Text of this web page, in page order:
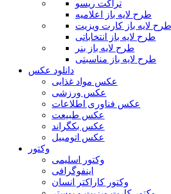
تراکت ریسو
طرح لایه باز اعلامیه
طرح لایه باز کارت ویزیت
طرح لایه باز انتخاباتی
طرح لایه باز بنر
طرح لایه باز مناسبتی
دانلود عکس
عکس مواد غذایی
عکس ورزشی
عکس فناوری اطلاعات
عکس طبیعت
عکس بکگراند
عکس اتومبیل
وکتور
وکتور اسلیمی
اینفوگرافی
وکتور کاراکتر انسان